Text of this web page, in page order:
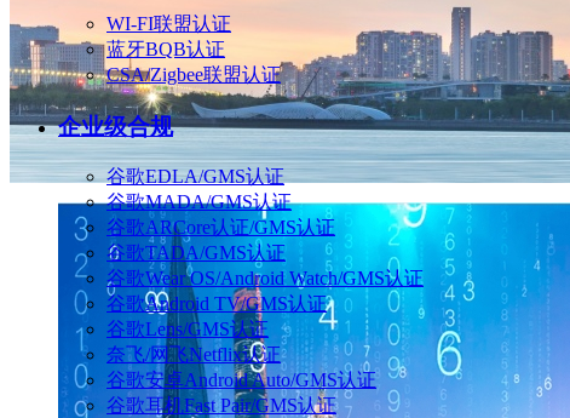
WI-FI联盟认证
蓝牙BQB认证
CSA/Zigbee联盟认证
企业级合规
谷歌EDLA/GMS认证
谷歌MADA/GMS认证
谷歌ARCore认证/GMS认证
谷歌TADA/GMS认证
谷歌Wear OS/Android Watch/GMS认证
谷歌Android TV/GMS认证
谷歌Lens/GMS认证
奈飞/网飞Netflix认证
谷歌安卓Android Auto/GMS认证
谷歌耳机Fast Pair/GMS认证